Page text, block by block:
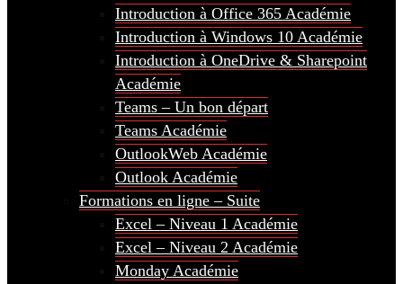
Introduction à Office 365 Académie
Introduction à Windows 10 Académie
Introduction à OneDrive & Sharepoint
Académie
Teams – Un bon départ
Teams Académie
OutlookWeb Académie
Outlook Académie
Formations en ligne – Suite
Excel – Niveau 1 Académie
Excel – Niveau 2 Académie
Monday Académie